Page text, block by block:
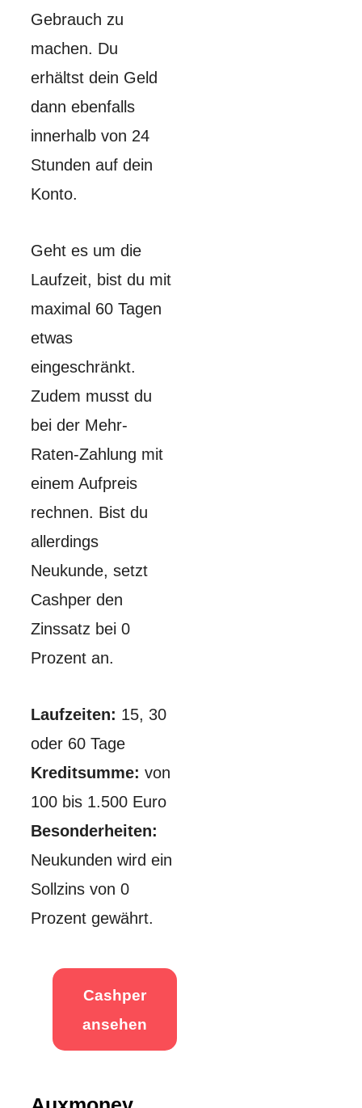
Gebrauch zu
machen. Du
erhältst dein Geld
dann ebenfalls
innerhalb von 24
Stunden auf dein
Konto.
Geht es um die
Laufzeit, bist du mit
maximal 60 Tagen
etwas
eingeschränkt.
Zudem musst du
bei der Mehr-
Raten-Zahlung mit
einem Aufpreis
rechnen. Bist du
allerdings
Neukunde, setzt
Cashper den
Zinssatz bei 0
Prozent an.
Laufzeiten: 15, 30
oder 60 Tage
Kreditsumme: von
100 bis 1.500 Euro
Besonderheiten:
Neukunden wird ein
Sollzins von 0
Prozent gewährt.
Cashper
ansehen